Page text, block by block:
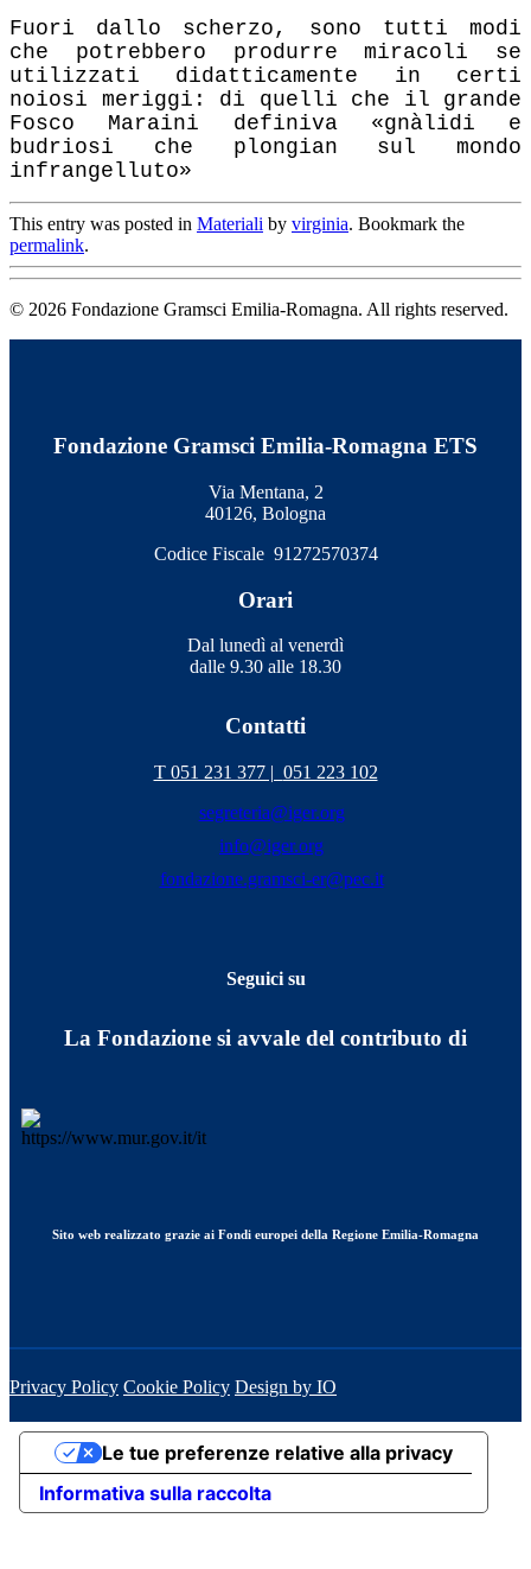
Fuori dallo scherzo, sono tutti modi
che potrebbero produrre miracoli se
utilizzati didatticamente in certi
noiosi meriggi: di quelli che il grande
Fosco Maraini definiva «gnàlidi e
budriosi che plongian sul mondo
infrangelluto»
This entry was posted in Materiali by virginia. Bookmark the
permalink.
© 2026 Fondazione Gramsci Emilia-Romagna. All rights reserved.
Fondazione Gramsci Emilia-Romagna ETS
Via Mentana, 2
40126, Bologna
Codice Fiscale 91272570374
Orari
Dal lunedì al venerdì
dalle 9.30 alle 18.30
Contatti
T 051 231 377 | 051 223 102
segreteria@iger.org
info@iger.org
fondazione.gramsci-er@pec.it
Seguici su
La Fondazione si avvale del contributo di
Sito web realizzato grazie ai Fondi europei della Regione Emilia-Romagna
Privacy Policy Cookie Policy Design by IO
Informativa sulla raccolta
Le tue preferenze relative alla privacy